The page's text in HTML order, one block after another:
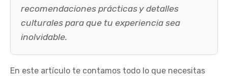
recomendaciones prácticas y detalles
culturales para que tu experiencia sea
inolvidable.
En este artículo te contamos todo lo que necesitas